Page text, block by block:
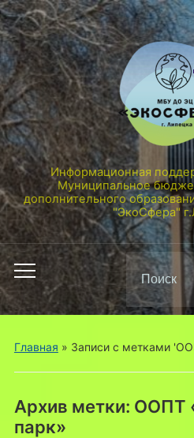
Информационная
Муниципальное
дополнительного
"ЭкоСфера"
Переключить
мобильное
меню
Поиск
по:
Главная » Записи с метками
Архив метки: ООПТ
парк»